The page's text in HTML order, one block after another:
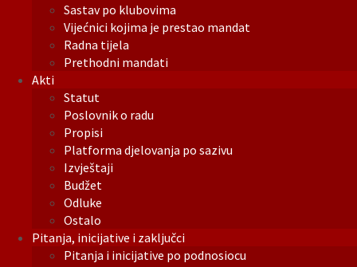
Sastav po klubovima
Vijećnici kojima je prestao mandat
Radna tijela
Prethodni mandati
Akti
Statut
Poslovnik o radu
Propisi
Platforma djelovanja po sazivu
Izvještaji
Budžet
Odluke
Ostalo
Pitanja, inicijative i zaključci
Pitanja i inicijative po podnosiocu